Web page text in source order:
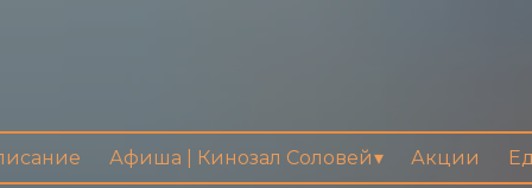
Афиша | Кинозал Соловей Акции